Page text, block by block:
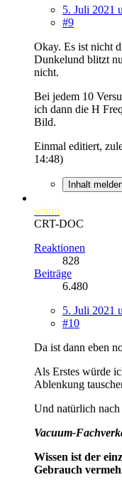
5. Juli 2021
#9
Okay. Es ist nicht
Dunkelund blitzt
nicht.
Bei jedem 10
ich dann die H
Bild.
Einmal editiert,
14:48)
Inhalt
winni
CRT-DOC
Reaktionen
828
Beiträge
6.480
5. Juli 2021
#10
Da ist dann eben
Als Erstes würde
Ablenkung
Und natürlich
Vacuum-
Wissen ist der
Gebrauch